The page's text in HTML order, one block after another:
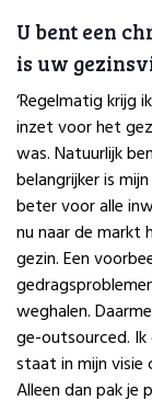
U bent een
is uw
‘Regelmatig krijg
inzet voor het
was. Natuurlijk
belangrijker is
beter voor alle
nu naar de markt
gezin. Een
weghalen.
ge-outsourced.
staat in mijn visie
Alleen dan pak je